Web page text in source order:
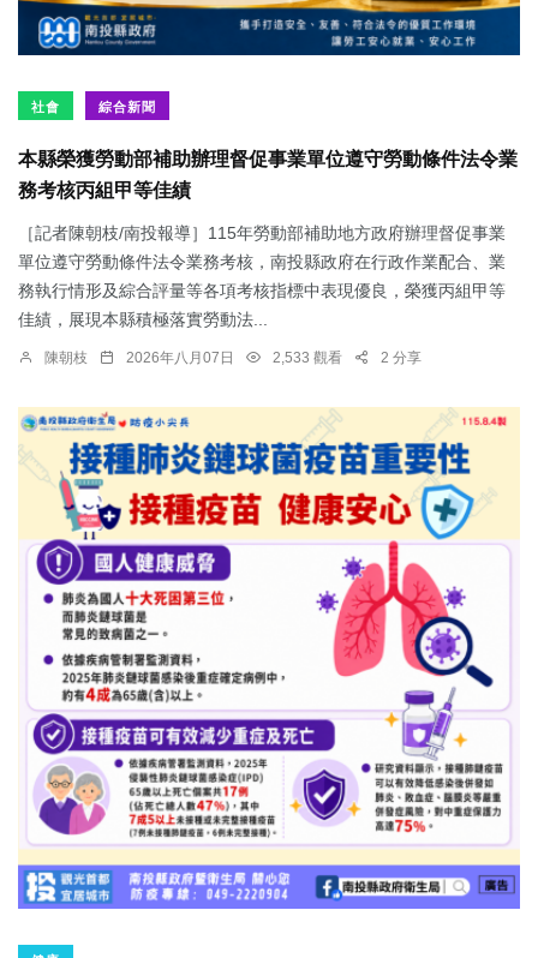
社會 綜合新聞
本縣榮獲勞動部補助辦理督促事業單位遵守勞動條件法令業
務考核丙組甲等佳績
［記者陳朝枝/南投報導］115年勞動部補助地方政府辦理督促事業
單位遵守勞動條件法令業務考核，南投縣政府在行政作業配合、業
務執行情形及綜合評量等各項考核指標中表現優良，榮獲丙組甲等
佳績，展現本縣積極落實勞動法...
陳朝枝 2026年八月07日 2,533 觀看 2 分享